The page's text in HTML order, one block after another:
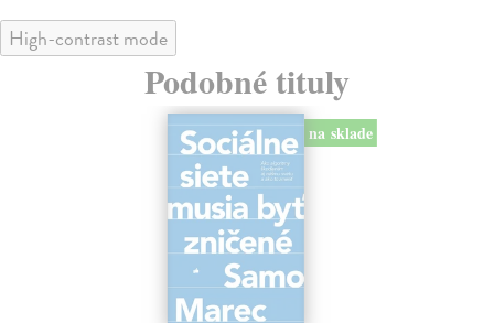
High-contrast mode
Podobné tituly
na sklade